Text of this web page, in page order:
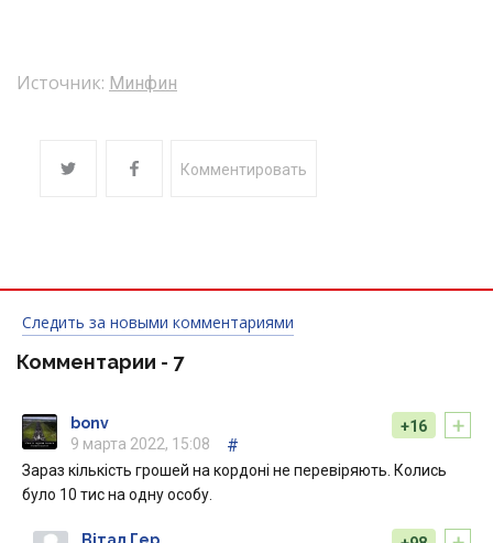
Источник: Минфин
Комментировать
Следить за новыми комментариями
Комментарии - 7
+
+16
bonv
9 марта 2022, 15:08
#
Зараз кількість грошей на кордоні не перевіряють. Колись
було 10 тис на одну особу.